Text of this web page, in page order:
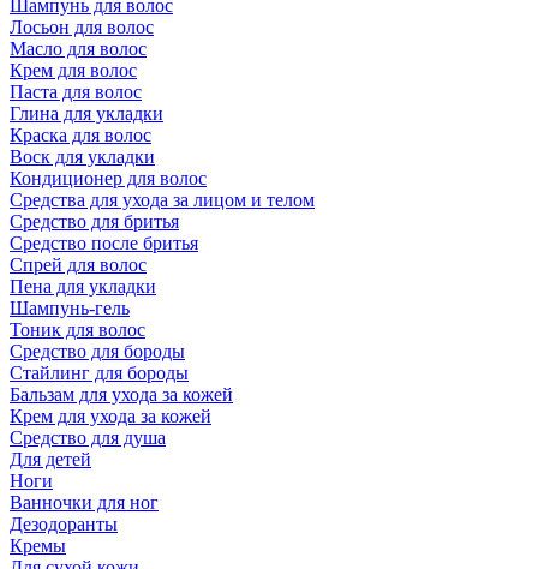
Шампунь для волос
Лосьон для волос
Масло для волос
Крем для волос
Паста для волос
Глина для укладки
Краска для волос
Воск для укладки
Кондиционер для волос
Средства для ухода за лицом и телом
Средство для бритья
Средство после бритья
Спрей для волос
Пена для укладки
Шампунь-гель
Тоник для волос
Средство для бороды
Стайлинг для бороды
Бальзам для ухода за кожей
Крем для ухода за кожей
Средство для душа
Для детей
Ноги
Ванночки для ног
Дезодоранты
Кремы